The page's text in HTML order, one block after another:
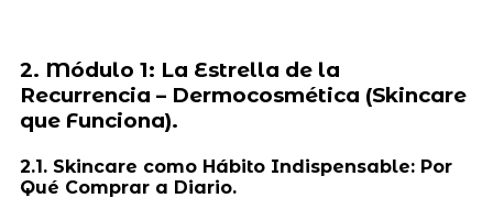
2. Módulo 1: La Estrella de la
Recurrencia – Dermocosmética (Skincare
que Funciona).
2.1. Skincare como Hábito Indispensable: Por
Qué Comprar a Diario.